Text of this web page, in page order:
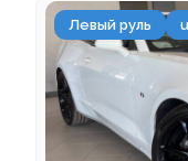
Левый руль